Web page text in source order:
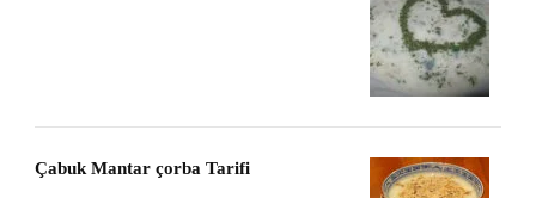
Çabuk Mantar çorba Tarifi